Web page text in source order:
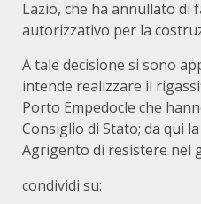
Lazio, che ha annullato di
autorizzativo per la
A tale decisione si sono
intende realizzare il
Porto Empedocle che
Consiglio di Stato; da qui
Agrigento di resistere nel
condividi su: